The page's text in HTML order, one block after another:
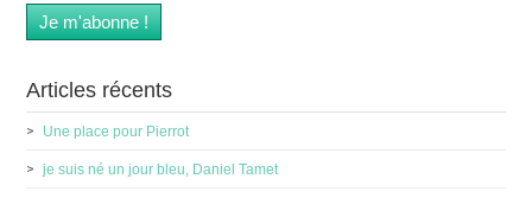
Articles récents
Une place pour Pierrot
je suis né un jour bleu, Daniel Tamet